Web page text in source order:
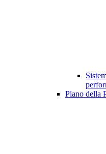
Piano della